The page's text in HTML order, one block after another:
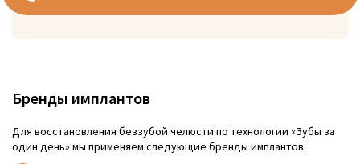
Бренды имплантов
Для восстановления беззубой челюсти по технологии «Зубы за
один день» мы применяем следующие бренды имплантов: